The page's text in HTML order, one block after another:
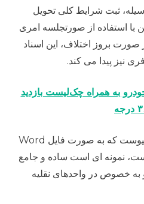
ثبت شرایط کلی تحویل
با استفاده از صورتجلسه امری
بروز اختلاف، این اسناد
نیز پیدا می کند.
به همراه چک‌لیست بازدید
از این رو، فرم صورتجلسه پیوست که به صورت فایل Word
نمونه ای است ساده و جامع
به خصوص در واحدهای نقلیه